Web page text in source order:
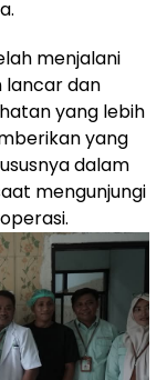
menjalani
lancar dan
yang lebih
yang
dalam
mengunjungi